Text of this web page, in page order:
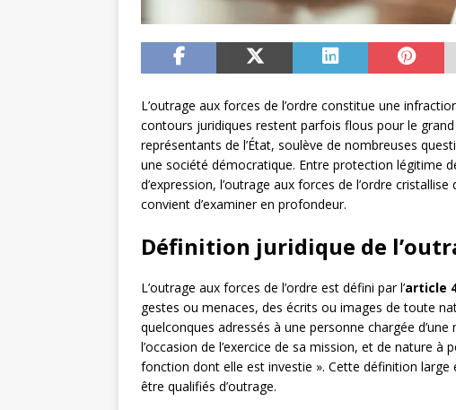
L’outrage aux forces de l’ordre constitue une
contours juridiques restent parfois flous pour le
représentants de l’État, soulève de nombreuses
une société démocratique. Entre protection légitime
d’expression, l’outrage aux forces de l’ordre
convient d’examiner en profondeur.
Définition juridique de
L’outrage aux forces de l’ordre est défini par l’article
gestes ou menaces, des écrits ou images de toute
quelconques adressés à une personne chargée
l’occasion de l’exercice de sa mission, et de nature
fonction dont elle est investie ». Cette définition
être qualifiés d’outrage.